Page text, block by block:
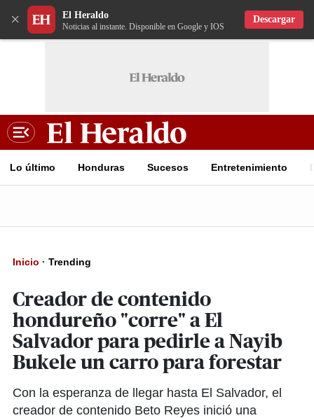
× El Heraldo
Noticias al instante. Disponible en Google y IOS
Descargar
Lo último Honduras Sucesos Entretenimiento
Inicio · Trending
Creador de contenido
hondureño "corre" a El
Salvador para pedirle a Nayib
Bukele un carro para forestar
Con la esperanza de llegar hasta El Salvador, el
creador de contenido Beto Reyes inició una